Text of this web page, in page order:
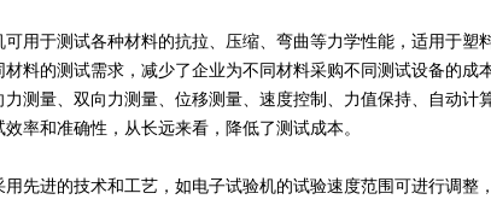
可用于测试各种材料的抗拉、压缩、弯曲等力学性能，适用于
料的测试需求，减少了企业为不同材料采购不同测试设备的成本
力测量、双向力测量、位移测量、速度控制、力值保持、自动
率和准确性，从长远来看，降低了测试成本。
用先进的技术和工艺，如电子试验机的试验速度范围可进行调整